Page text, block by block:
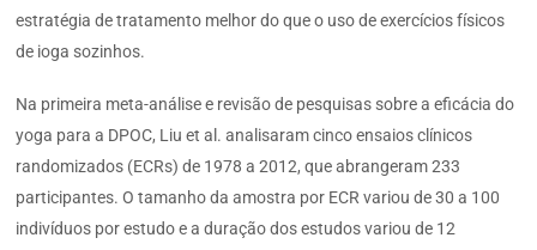
estratégia de tratamento melhor do que o uso de exercícios físicos
de ioga sozinhos.
Na primeira meta-análise e revisão de pesquisas sobre a eficácia do
yoga para a DPOC, Liu et al. analisaram cinco ensaios clínicos
randomizados (ECRs) de 1978 a 2012, que abrangeram 233
participantes. O tamanho da amostra por ECR variou de 30 a 100
indivíduos por estudo e a duração dos estudos variou de 12